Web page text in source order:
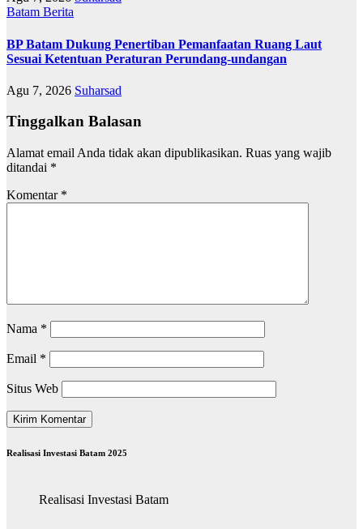
Batam Berita
BP Batam Dukung Penertiban Pemanfaatan Ruang Laut
Sesuai Ketentuan Peraturan Perundang-undangan
Agu 7, 2026 Suharsad
Tinggalkan Balasan
Alamat email Anda tidak akan dipublikasikan. Ruas yang wajib
ditandai *
Komentar *
Nama *
Email *
Situs Web
Realisasi Investasi Batam 2025
Realisasi Investasi Batam